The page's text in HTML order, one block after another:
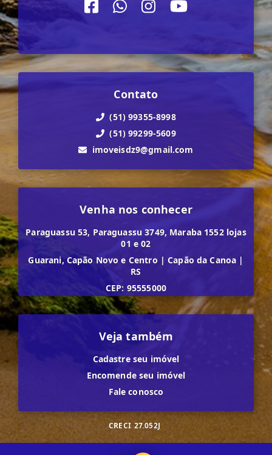
Contato
(51) 99355-8998
(51) 99299-5609
imoveisdz9@gmail.com
Venha nos conhecer
Paraguassu 53, Paraguassu 3749, Maraba 1552 lojas
01 e 02
Guarani, Capão Novo e Centro | Capão da Canoa |
RS
CEP: 95555000
Veja também
Cadastre seu imóvel
Encomende seu imóvel
Fale conosco
CRECI 27.052J